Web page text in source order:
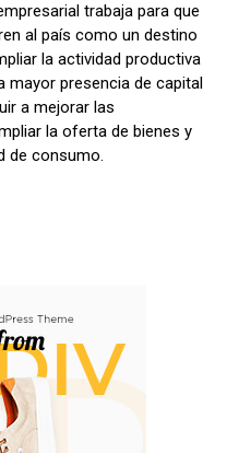
trabaja para que
al país como un destino
la actividad productiva
mayor presencia de capital
a mejorar las
la oferta de bienes y
de consumo.